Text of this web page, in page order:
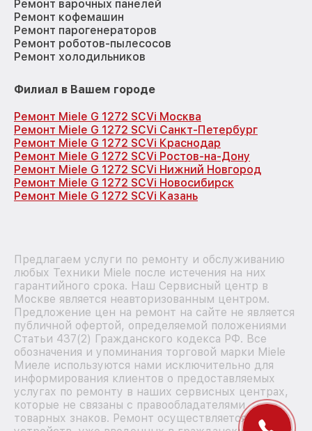
Ремонт варочных панелей
Ремонт кофемашин
Ремонт парогенераторов
Ремонт роботов-пылесосов
Ремонт холодильников
Филиал в Вашем городе
Ремонт Miele G 1272 SCVi Москва
Ремонт Miele G 1272 SCVi Санкт-Петербург
Ремонт Miele G 1272 SCVi Краснодар
Ремонт Miele G 1272 SCVi Ростов-на-Дону
Ремонт Miele G 1272 SCVi Нижний Новгород
Ремонт Miele G 1272 SCVi Новосибирск
Ремонт Miele G 1272 SCVi Казань
Предлагаем услуги по ремонту и обслуживанию
любых Техники Miele после истечения на них
гарантийного срока. Наш Сервисный центр в
Москве является неавторизованным центром.
Предложение цен на ремонт на сайте не является
публичной офертой, определяемой положениями
Статьи 437(2) Гражданского кодекса РФ. Все
обозначения и упоминания торговой марки Miele
Миеле используются нами исключительно для
информирования клиентов о предоставляемых
услугах по ремонту в наших сервисных центрах,
которые не связаны с правообладателями
товарных знаков. Ремонт осуществляется для